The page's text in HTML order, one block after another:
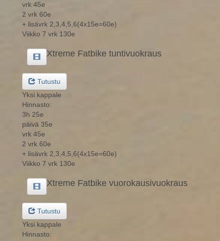
vrk 45e
2 vrk 60e
+ lisävrk 2,3,4,5,6(4x15e=60e)
Viikko 7 vrk 130e
Xtreme Fatbike tuntivuokraus
Tutustu
Yksi kappale
Hinnasto:
3h 25e
päivä 35e
vrk 45e
2 vrk 60e
+ lisävrk 2,3,4,5,6(4x15e=60e)
Viikko 7 vrk 130e
Xtreme Fatbike vuorokausivuokraus
Tutustu
Yksi kappale
Hinnasto: